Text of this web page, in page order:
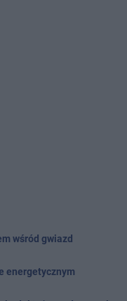
wśród gwiazd
energetycznym